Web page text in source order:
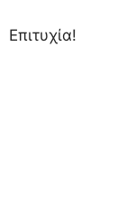
Επιτυχία!